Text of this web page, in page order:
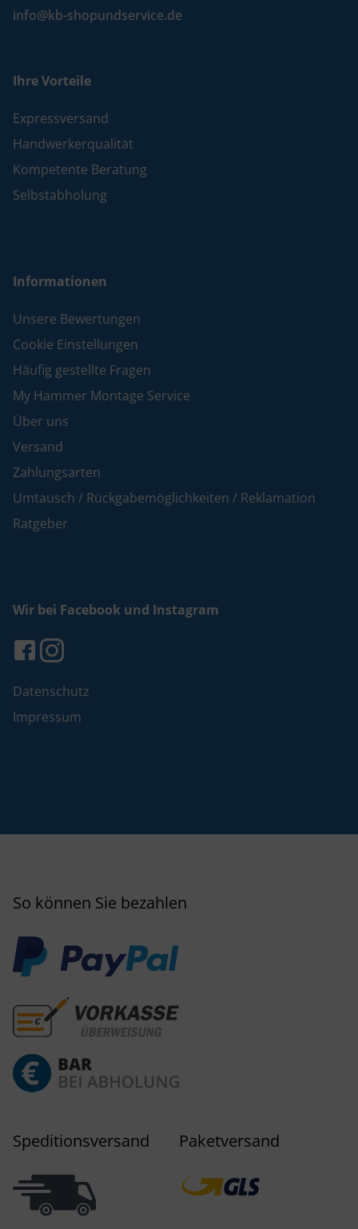
info@kb-shopundservice.de
Ihre Vorteile
Expressversand
Handwerkerqualität
Kompetente Beratung
Selbstabholung
Informationen
Unsere Bewertungen
Cookie Einstellungen
Häufig gestellte Fragen
My Hammer Montage Service
Über uns
Versand
Zahlungsarten
Umtausch / Rückgabemöglichkeiten / Reklamation
Ratgeber
Wir bei Facebook und Instagram
Datenschutz
Impressum
So können Sie bezahlen
Speditionsversand Paketversand